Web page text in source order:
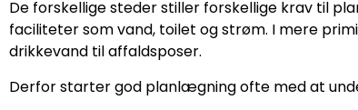
De forskellige steder stiller forskellige krav til
faciliteter som vand, toilet og strøm. I mere
drikkevand til affaldsposer.
Derfor starter god planlægning ofte med at